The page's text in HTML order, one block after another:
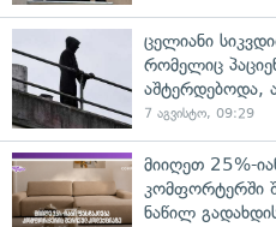
ცელიანი
რომელიც
აშტერდებოდა,
7 აგვისტო, 09:29
მიიღეთ 25%-
კომფორტერში
ნაწილ